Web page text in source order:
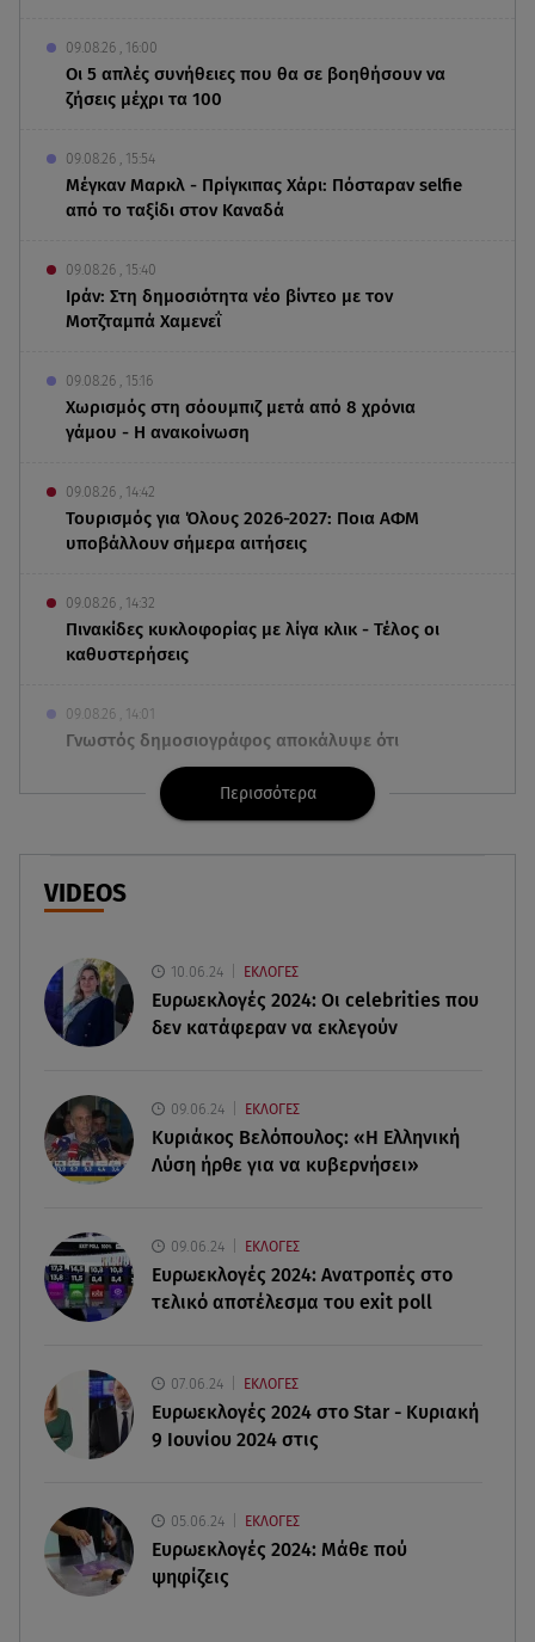
09.08.26 , 16:00
Οι 5 απλές συνήθειες που θα σε βοηθήσουν να
ζήσεις μέχρι τα 100
09.08.26 , 15:54
Μέγκαν Μαρκλ - Πρίγκιπας Χάρι: Πόσταραν selfie
από το ταξίδι στον Καναδά
09.08.26 , 15:40
Ιράν: Στη δημοσιότητα νέο βίντεο με τον
Μοτζταμπά Χαμενεΐ
09.08.26 , 15:16
Χωρισμός στη σόουμπιζ μετά από 8 χρόνια
γάμου - Η ανακοίνωση
09.08.26 , 14:42
Τουρισμός για Όλους 2026-2027: Ποια ΑΦΜ
υποβάλλουν σήμερα αιτήσεις
09.08.26 , 14:32
Πινακίδες κυκλοφορίας με λίγα κλικ - Τέλος οι
καθυστερήσεις
09.08.26 , 14:01
Γνωστός δημοσιογράφος αποκάλυψε ότι
σύντομα παντρεύεται τη σύντροφό του
Αδιάβροχη μάσκαρα: αφαίρεσε την χωρίς να
Χούθι: «Χτύπησαν» διυλιστήριο της Aramco στη
Σαουδική Αραβία
09.08.26 , 13:31
Σαρακήνικο
09.08.26 , 13:30
Μαντόνα για Γουίλιαμ Όρμπιτ: «Η μουσική σου
09.08.26 , 13:15
Σε Red Code και αύριο Αττική και 15 ακόμα
περιοχές - 400 φωτιές σε 10 μέρες
09.08.26 , 12:54
Βαλέρια Χοψονίδου: Βάφτισε τον γιο της στη
Βουλιαγμένη - Το όνομα που πήρε
Περισσότερα
VIDEOS
10.06.24 ΕΚΛΟΓΕΣ
Ευρωεκλογές 2024: Οι celebrities που
δεν κατάφεραν να εκλεγούν
09.06.24 ΕΚΛΟΓΕΣ
Κυριάκος Βελόπουλος: «Η Ελληνική
Λύση ήρθε για να κυβερνήσει»
09.06.24 ΕΚΛΟΓΕΣ
Ευρωεκλογές 2024: Ανατροπές στο
τελικό αποτέλεσμα του exit poll
07.06.24 ΕΚΛΟΓΕΣ
Ευρωεκλογές 2024 στο Star - Κυριακή
9 Ιουνίου 2024 στις
05.06.24 ΕΚΛΟΓΕΣ
Ευρωεκλογές 2024: Μάθε πού
ψηφίζεις